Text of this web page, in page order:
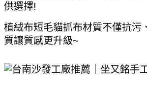
供選擇!
植絨布短毛貓抓布材質不僅抗污
質讓質感更升級~